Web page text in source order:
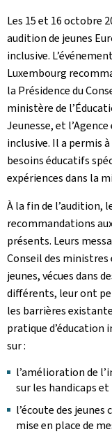
Les 15 et 16 octobre
audition de jeunes
inclusive.
Luxembourg
la Présidence du
ministère de
Jeunesse, et
inclusive. Il a permis à
besoins éducatifs
expériences dans la
À la fin de l’audition,
recommandations
présents. Leurs
Conseil des ministres
jeunes, vécues dans
différents, leur ont
les barrières
pratique
sur :
l’amélioration de
sur les handicaps
l’écoute des
mise en place de